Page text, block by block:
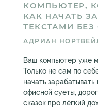
КОМПЬЮТЕР,
КАК НАЧАТЬ
ТЕКСТАМИ
АДРИАН
Ваш компьютер уже
Только не сам по
начать
офисной суеты,
сказок про лёгкий